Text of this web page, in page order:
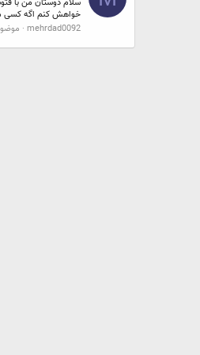
سلام دوستان من با
خواهش کنم اگه کسی
mehrdad0092